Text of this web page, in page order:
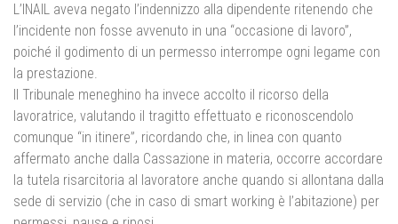
L’INAIL aveva negato l’indennizzo alla dipendente ritenendo che
l’incidente non fosse avvenuto in una “occasione di lavoro”,
poiché il godimento di un permesso interrompe ogni legame con
la prestazione.
Il Tribunale meneghino ha invece accolto il ricorso della
lavoratrice, valutando il tragitto effettuato e riconoscendolo
comunque “in itinere”, ricordando che, in linea con quanto
affermato anche dalla Cassazione in materia, occorre accordare
la tutela risarcitoria al lavoratore anche quando si allontana dalla
sede di servizio (che in caso di smart working è l’abitazione) per